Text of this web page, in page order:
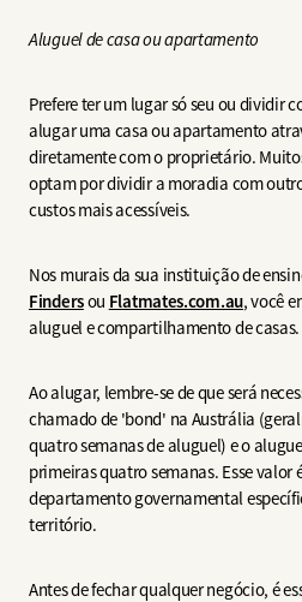
Aluguel de casa ou apartamento
Prefere ter um lugar só seu ou dividir
alugar uma casa ou apartamento
diretamente com o proprietário.
optam por dividir a moradia com
custos mais acessíveis.
Nos murais da sua instituição de
Findersou Flatmates.com.au, você
aluguel e compartilhamento de casas.
Ao alugar, lembre-se de que será
chamado de 'bond' na Austrália
quatro semanas de aluguel) e o
primeiras quatro semanas. Esse valor
departamento governamental
território.
Antes de fechar qualquer negócio, é